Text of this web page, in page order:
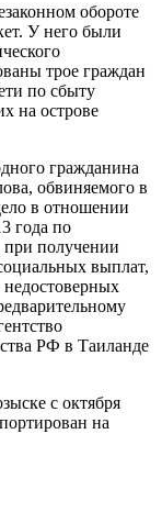
обороте
У него были
трое граждан
по сбыту
на острове
гражданина
обвиняемого в
в отношении
года по
получении
выплат,
РФ в Таиланде
с октября
на